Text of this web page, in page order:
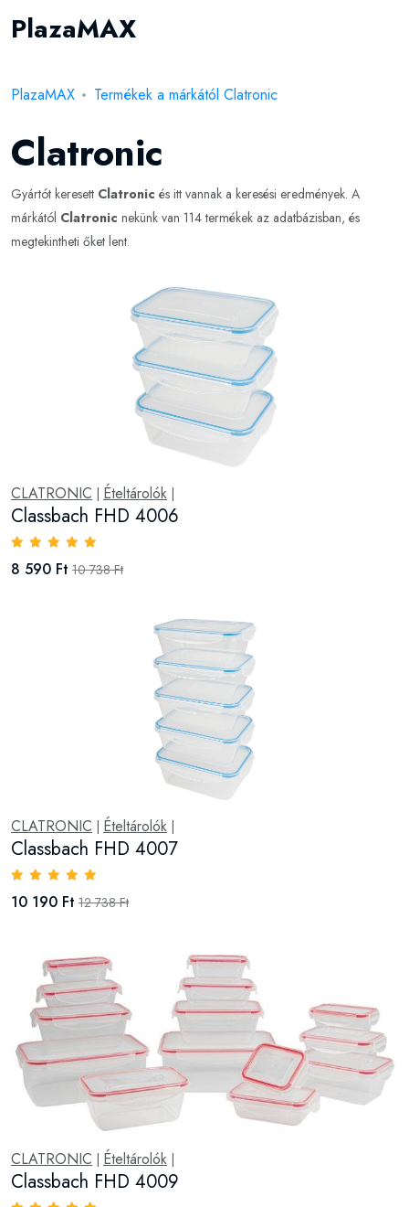
PlazaMAX
PlazaMAX Termékek a márkától Clatronic
Clatronic
Gyártót keresett Clatronic és itt vannak a keresési eredmények. A
márkától Clatronic nekünk van 114 termékek az adatbázisban, és
megtekintheti őket lent.
CLATRONIC Ételtárolók
Classbach FHD 4006
8 590 Ft 10 738 Ft
CLATRONIC Ételtárolók
Classbach FHD 4007
10 190 Ft 12 738 Ft
CLATRONIC Ételtárolók
Classbach FHD 4009